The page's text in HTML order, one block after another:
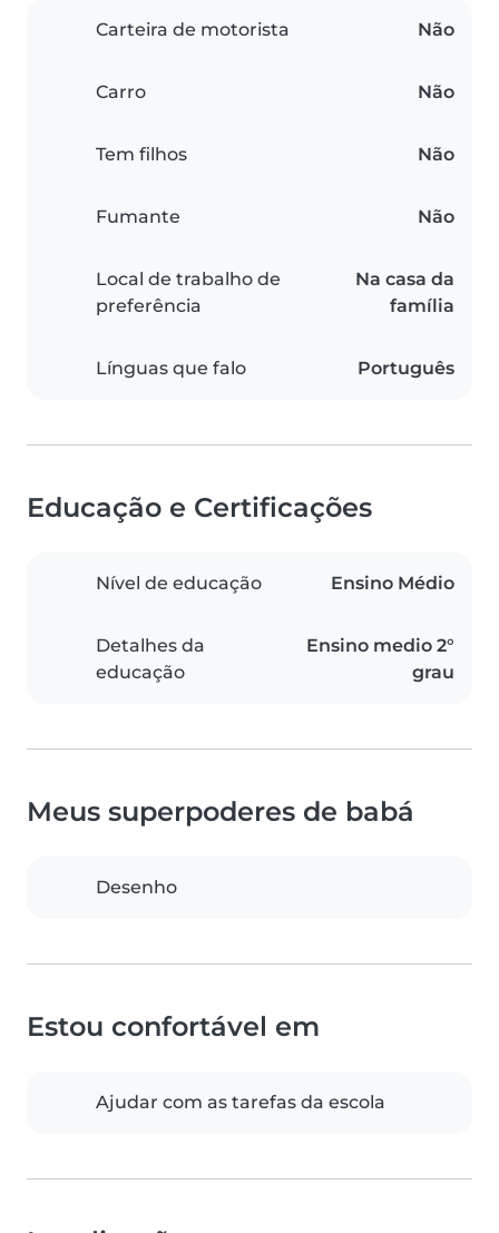
Carteira de motorista Não
Carro Não
Tem filhos Não
Fumante Não
Local de trabalho de
preferência
Na casa da
família
Línguas que falo Português
Educação e Certificações
Nível de educação Ensino Médio
Detalhes da
educação
Ensino medio 2°
grau
Meus superpoderes de babá
Desenho
Estou confortável em
Ajudar com as tarefas da escola